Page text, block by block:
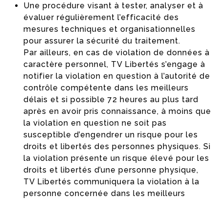
Une procédure visant à tester, analyser et à
évaluer régulièrement l’efficacité des
mesures techniques et organisationnelles
pour assurer la sécurité du traitement.
Par ailleurs, en cas de violation de données à
caractère personnel, TV Libertés s’engage à
notifier la violation en question à l’autorité de
contrôle compétente dans les meilleurs
délais et si possible 72 heures au plus tard
après en avoir pris connaissance, à moins que
la violation en question ne soit pas
susceptible d’engendrer un risque pour les
droits et libertés des personnes physiques. Si
la violation présente un risque élevé pour les
droits et libertés d’une personne physique,
TV Libertés communiquera la violation à la
personne concernée dans les meilleurs